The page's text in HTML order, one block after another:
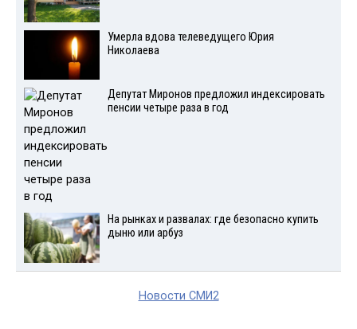
Умерла вдова телеведущего Юрия
Николаева
Депутат Миронов предложил индексировать
пенсии четыре раза в год
На рынках и развалах: где безопасно купить
дыню или арбуз
Новости СМИ2